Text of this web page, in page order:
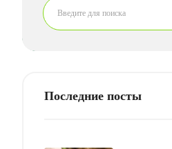
Последние посты